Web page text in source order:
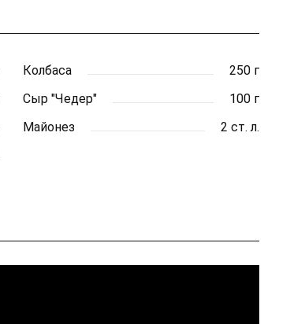
Колбаса
250 г
Сыр "Чедер"
100 г
Майонез
2 ст. л.